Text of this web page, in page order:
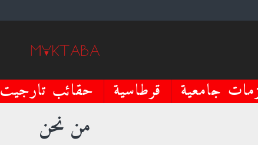
جامعية قرطاسية حقائب تارجيت
من نحن